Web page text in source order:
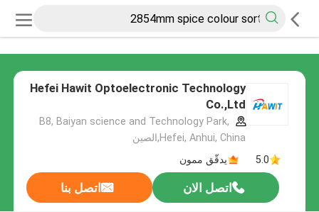
Hefei Hawit Optoelectronic Technology
Co.,Ltd
B8, Baiyan science and Technology Park,
Hefei, Anhui, China,الصين
5.0
يدقّق ممون
اتصل الان اتصل بنا